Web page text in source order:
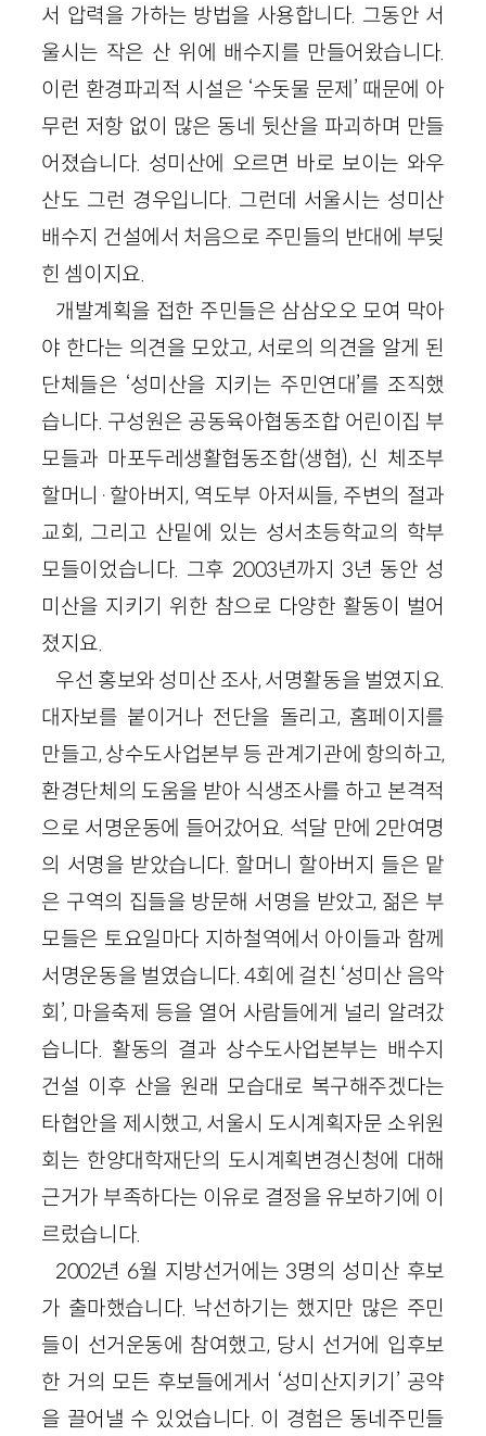
서 압력을 가하는 방법을 사용합니다. 그동안 서
울시는 작은 산 위에 배수지를 만들어왔습니다.
이런 환경파괴적 시설은 ‘수돗물 문제’ 때문에 아
무런 저항 없이 많은 동네 뒷산을 파괴하며 만들
어졌습니다. 성미산에 오르면 바로 보이는 와우
산도 그런 경우입니다. 그런데 서울시는 성미산
배수지 건설에서 처음으로 주민들의 반대에 부딪
힌 셈이지요.
개발계획을 접한 주민들은 삼삼오오 모여 막아
야 한다는 의견을 모았고, 서로의 의견을 알게 된
단체들은 ‘성미산을 지키는 주민연대’를 조직했
습니다. 구성원은 공동육아협동조합 어린이집 부
모들과 마포두레생활협동조합(생협), 신 체조부
할머니·할아버지, 역도부 아저씨들, 주변의 절과
교회, 그리고 산밑에 있는 성서초등학교의 학부
모들이었습니다. 그후 2003년까지 3년 동안 성
미산을 지키기 위한 참으로 다양한 활동이 벌어
졌지요.
우선 홍보와 성미산 조사, 서명활동을 벌였지요.
대자보를 붙이거나 전단을 돌리고, 홈페이지를
만들고, 상수도사업본부 등 관계기관에 항의하고,
환경단체의 도움을 받아 식생조사를 하고 본격적
으로 서명운동에 들어갔어요. 석달 만에 2만여명
의 서명을 받았습니다. 할머니 할아버지 들은 맡
은 구역의 집들을 방문해 서명을 받았고, 젊은 부
모들은 토요일마다 지하철역에서 아이들과 함께
서명운동을 벌였습니다. 4회에 걸친 ‘성미산 음악
회’, 마을축제 등을 열어 사람들에게 널리 알려갔
습니다. 활동의 결과 상수도사업본부는 배수지
건설 이후 산을 원래 모습대로 복구해주겠다는
타협안을 제시했고, 서울시 도시계획자문 소위원
회는 한양대학재단의 도시계획변경신청에 대해
근거가 부족하다는 이유로 결정을 유보하기에 이
르렀습니다.
2002년 6월 지방선거에는 3명의 성미산 후보
가 출마했습니다. 낙선하기는 했지만 많은 주민
들이 선거운동에 참여했고, 당시 선거에 입후보
한 거의 모든 후보들에게서 ‘성미산지키기’ 공약
을 끌어낼 수 있었습니다. 이 경험은 동네주민들